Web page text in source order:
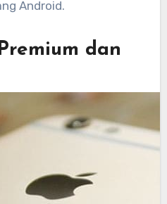
Android.
dan